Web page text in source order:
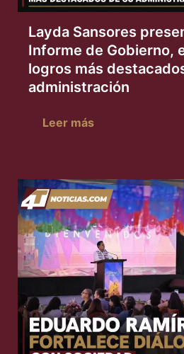
Layda Sansores
Informe de Gobierno,
logros más
administración
Leer más